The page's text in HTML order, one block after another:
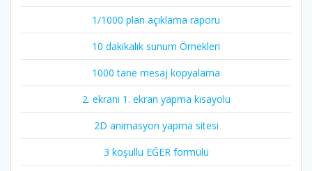
1/1000 plan açıklama raporu
10 dakikalık sunum Örnekleri
1000 tane mesaj kopyalama
2. ekranı 1. ekran yapma kısayolu
2D animasyon yapma sitesi
3 koşullu EĞER formülü